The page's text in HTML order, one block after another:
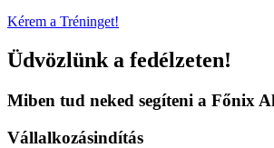
Kérem a Tréninget!
Üdvözlünk a fedélzeten!
Miben tud neked segíteni a Főnix
Vállalkozásindítás